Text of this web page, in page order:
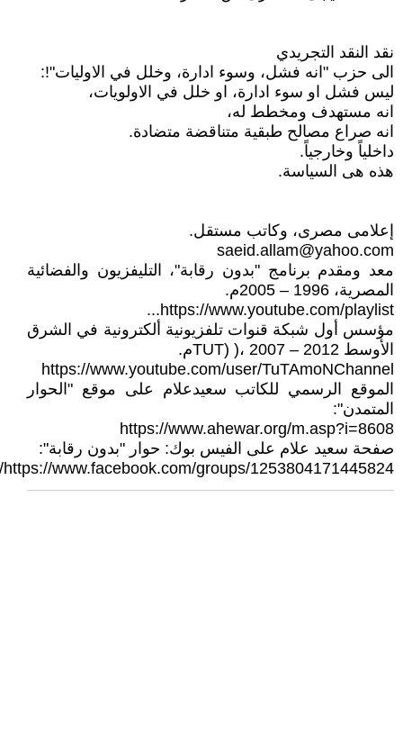
نقد النقد التجريدي
الى حزب "انه فشل، وسوء ادارة، وخلل في الاوليات"!:
ليس فشل او سوء ادارة، او خلل في الاولويات،
انه مستهدف ومخطط له،
انه صراع مصالح طبقية متناقضة متضادة.
داخلياً وخارجياً.
هذه هى السياسة.
إعلامى مصرى، وكاتب مستقل.
saeid.allam@yahoo.com
معد ومقدم برنامج "بدون رقابة"، التليفزيون والفضائية
المصرية، 1996 – 2005م.
https://www.youtube.com/playlist...
مؤسس أول شبكة قنوات تلفزيونية ألكترونية في الشرق
الأوسط TUT) )، 2007 – 2012م.
https://www.youtube.com/user/TuTAmoNChannel
الموقع الرسمي للكاتب سعيدعلام على موقع "الحوار
المتمدن":
https://www.ahewar.org/m.asp?i=8608
صفحة سعيد علام على الفيس بوك: حوار "بدون رقابة":
https://www.facebook.com/groups/1253804171445824/